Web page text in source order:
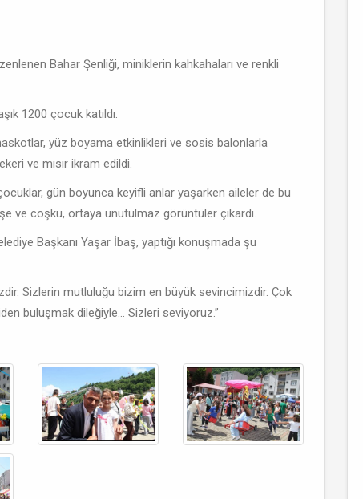
Bahar Şenliği, miniklerin kahkahaları ve renkli
1200 çocuk katıldı.
yüz boyama etkinlikleri ve sosis balonlarla
ve mısır ikram edildi.
gün boyunca keyifli anlar yaşarken aileler de bu
ve coşku, ortaya unutulmaz görüntüler çıkardı.
Başkanı Yaşar İbaş, yaptığı konuşmada şu
Sizlerin mutluluğu bizim en büyük sevincimizdir. Çok
buluşmak dileğiyle… Sizleri seviyoruz.”